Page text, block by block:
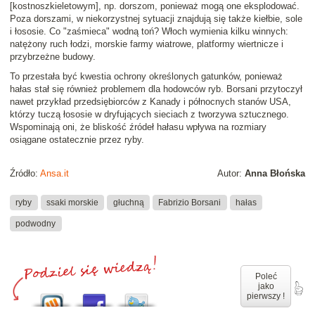
[kostnoszkieletowym] , np. dorszom, ponieważ mogą one eksplodować.
Poza dorszami, w niekorzystnej sytuacji znajdują się także kiełbie, sole
i łososie. Co "zaśmieca" wodną toń? Włoch wymienia kilku winnych:
natężony ruch łodzi, morskie farmy wiatrowe, platformy wiertnicze i
przybrzeżne budowy.
To przestała być kwestia ochrony określonych gatunków, ponieważ
hałas stał się również problemem dla hodowców ryb. Borsani przytoczył
nawet przykład przedsiębiorców z Kanady i północnych stanów USA,
którzy tuczą łososie w dryfujących sieciach z tworzywa sztucznego.
Wspominają oni, że bliskość źródeł hałasu wpływa na rozmiary
osiągane ostatecznie przez ryby.
Autor: Anna Błońska
Źródło: Ansa.it
ryby ssaki morskie głuchną Fabrizio Borsani hałas
podwodny
Poleć
jako
pierwszy !